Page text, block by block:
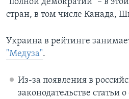
"полной демократии" – в
стран, в том числе Канада,
Украина в рейтинге
"Медуза".
Из-за появления в
законодательстве статьи